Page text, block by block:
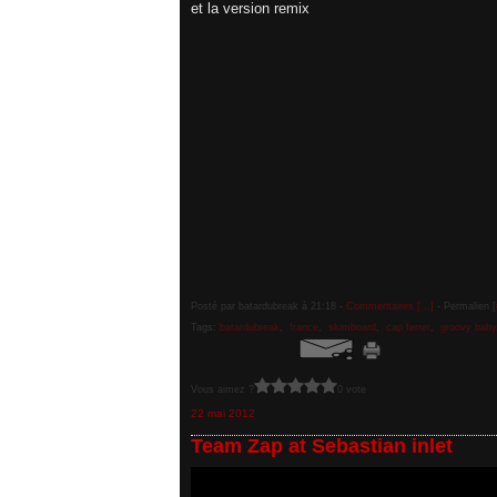
et la version remix
Posté par batardubreak à 21:18 - Commentaires [ …] - Permalien [
Tags:
batardubreak france skimboard cap ferret groovy baby
Vous aimez ? 0 vote
22 mai 2012
Team Zap at Sebastian inlet